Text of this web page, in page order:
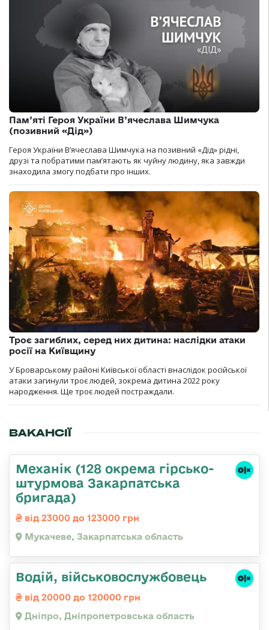
Пам’яті Героя України В’ячеслава Шимчука
(позивний «Дід»)
Героя України В’ячеслава Шимчука на позивний «Дід» рідні,
друзі та побратими пам’ятають як чуйну людину, яка завжди
знаходила змогу подбати про інших.
Троє загиблих, серед них дитина: наслідки атаки
росії на Київщину
У Броварському районі Київської області внаслідок російської
атаки загинули троє людей, зокрема дитина 2022 року
народження. Ще троє людей постраждали.
ВАКАНСІЇ
Механік (128 окрема гірсько-
штурмова Закарпатська
бригада)
від 23000 до 123000 грн
Мукачеве, Закарпатська область
Водій, військовослужбовець
від 20000 до 120000 грн
Дніпро, Дніпропетровська область